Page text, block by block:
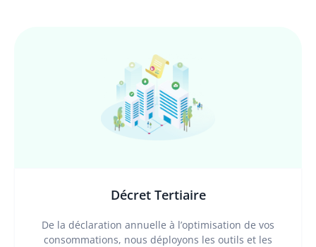
Décret Tertiaire
De la déclaration annuelle à l’optimisation de vos
consommations, nous déployons les outils et les